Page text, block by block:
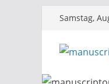
Samstag,